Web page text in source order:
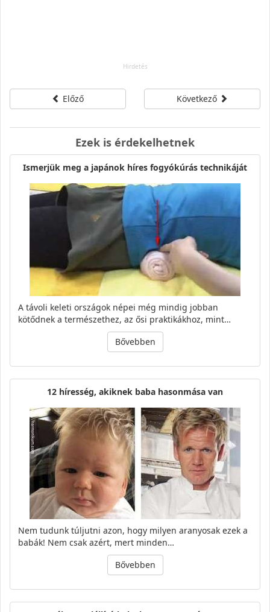
Előző Következő
Ezek is érdekelhetnek
Ismerjük meg a japánok híres fogyókúrás technikáját
A távoli keleti országok népei még mindig jobban
kötődnek a természethez, az ősi praktikákhoz, mint…
Bővebben
12 híresség, akiknek baba hasonmása van
Nem tudunk túljutni azon, hogy milyen aranyosak ezek a
babák! Nem csak azért, mert minden…
Bővebben